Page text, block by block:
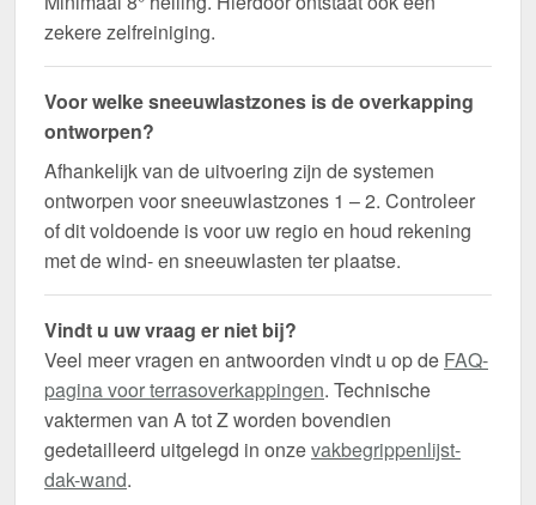
zekere zelfreiniging.
Voor welke sneeuwlastzones is de overkapping
ontworpen?
Afhankelijk van de uitvoering zijn de systemen
ontworpen voor sneeuwlastzones 1 – 2. Controleer
of dit voldoende is voor uw regio en houd rekening
met de wind- en sneeuwlasten ter plaatse.
Vindt u uw vraag er niet bij?
Veel meer vragen en antwoorden vindt u op de FAQ-
pagina voor terrasoverkappingen. Technische
vaktermen van A tot Z worden bovendien
gedetailleerd uitgelegd in onzevakbegrippenlijst-
dak-wand.